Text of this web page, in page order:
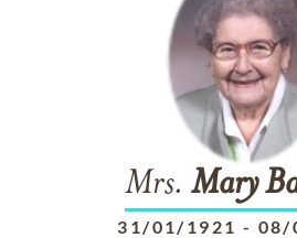
Mrs. Mary
31/01/1921 - 08/